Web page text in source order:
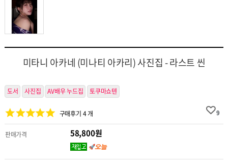
미타니 아카네 (미나티 아카리) 사진집 - 라스트 씬
도서 사진집 AV배우 누드집 토쿠마쇼텐
구매후기 4 개 9
판매가격 58,800원